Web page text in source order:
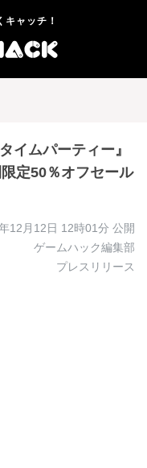
ャッチ！
ムパーティー』
定50％オフセール
12月12日 12時01分 公開
ゲームハック編集部
プレスリリース